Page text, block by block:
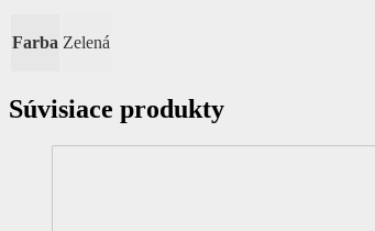
Farba Zelená
Súvisiace produkty